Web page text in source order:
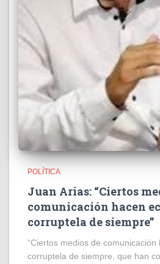
POLÍTICA
Juan Arias: “Ciertos
comunicación hacen
corruptela de siempre”
“Ciertos medios de comunicación
corruptela de siempre, que han